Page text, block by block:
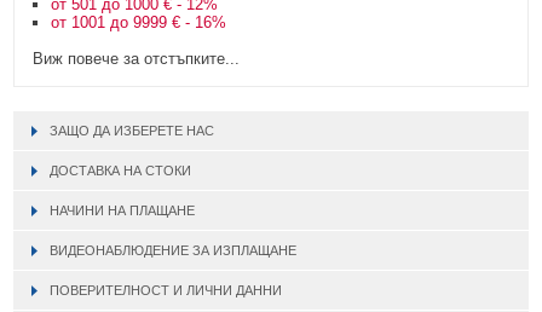
от 501 до 1000 € - 12%
от 1001 до 9999 € - 16%
Виж повече за отстъпките...
ЗАЩО ДА ИЗБЕРЕТЕ НАС
ДОСТАВКА НА СТОКИ
НАЧИНИ НА ПЛАЩАНЕ
ВИДЕОНАБЛЮДЕНИЕ ЗА ИЗПЛАЩАНЕ
ПОВЕРИТЕЛНОСТ И ЛИЧНИ ДАННИ